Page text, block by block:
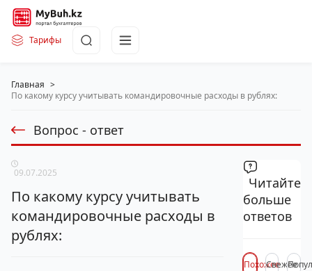
Тарифы
Главная >
По какому курсу учитывать командировочные расходы в рублях:
Вопрос - ответ
09.07.2025
По какому курсу учитывать
командировочные расходы в
рублях:
Читайте
больше
ответов
ПохожееСвежее